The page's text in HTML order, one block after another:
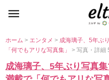
ホーム> エンタメ> 成海璃子、5年ぶ
「何でもアリな写真集」> 写真・詳細
成海璃子、5年ぶり写真